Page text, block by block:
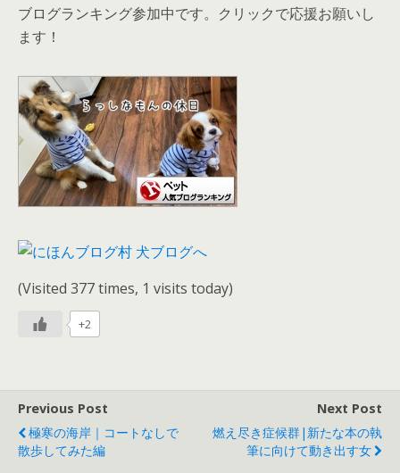
ブログランキング参加中です。クリックで応援お願いし
ます！
(Visited 377 times, 1 visits today)
+2
Previous Post
極寒の海岸｜コートなしで
散歩してみた編
Next Post
燃え尽き症候群|新たな本の執
筆に向けて動き出す女